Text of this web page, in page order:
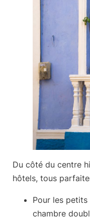
Du côté du centre
hôtels, tous
Pour les petits
chambre